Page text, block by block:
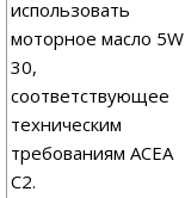
использовать
моторное масло
30,
соответствующее
техническим
требованиям АСЕА
С2.